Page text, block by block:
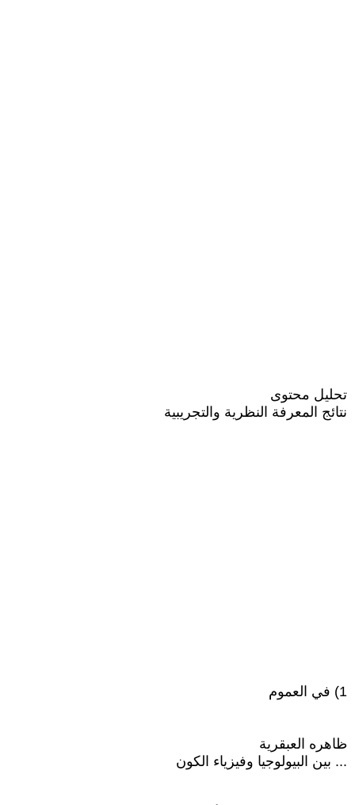
تحليل محتوى
نتائج المعرفة النظرية والتجريبية
1) في العموم
ظاهره العبقرية
... بين البيولوجيا وفيزياء الكون